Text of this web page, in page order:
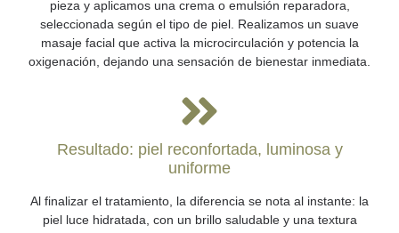
pieza y aplicamos una crema o emulsión reparadora,
seleccionada según el tipo de piel. Realizamos un suave
masaje facial que activa la microcirculación y potencia la
oxigenación, dejando una sensación de bienestar inmediata.
Resultado: piel reconfortada, luminosa y
uniforme
Al finalizar el tratamiento, la diferencia se nota al instante: la
piel luce hidratada, con un brillo saludable y una textura